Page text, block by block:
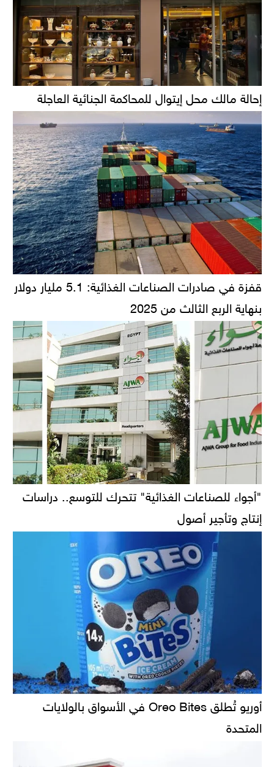
إحالة مالك محل إيتوال للمحاكمة الجنائية العاجلة
قفزة في صادرات الصناعات الغذائية: 5.1 مليار دولار
بنهاية الربع الثالث من 2025
"أجواء للصناعات الغذائية" تتحرك للتوسع.. دراسات
إنتاج وتأجير أصول
أوريو تُطلق Oreo Bites في الأسواق بالولايات
المتحدة